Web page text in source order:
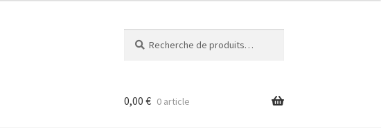
pour :
0,00 € 0 article